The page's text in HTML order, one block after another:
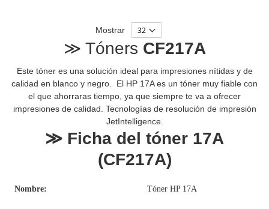
Mostrar
≫ Tóners CF217A
Este tóner es una solución ideal para impresiones nítidas y de
calidad en blanco y negro. El HP 17A es un tóner muy fiable con
el que ahorraras tiempo, ya que siempre te va a ofrecer
impresiones de calidad. Tecnologías de resolución de impresión
JetIntelligence.
≫ Ficha del tóner 17A
(CF217A)
Nombre: Tóner HP 17A